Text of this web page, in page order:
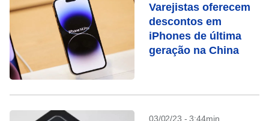
Varejistas oferecem
descontos em
iPhones de última
geração na China
03/02/23 - 3:44min